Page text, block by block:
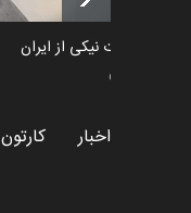
طراوت نیکی از ایران
سیاسی
اخبار کارتون